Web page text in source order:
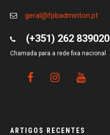
geral@fpbadminton.pt
(+351) 262 839020
Chamada para a rede fixa nacional
ARTIGOS RECENTES